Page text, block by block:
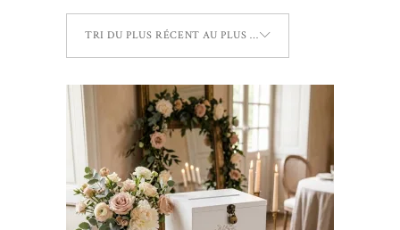
TRI DU PLUS RÉCENT AU PLUS ANCIEN
AJOUTER AU DEVIS